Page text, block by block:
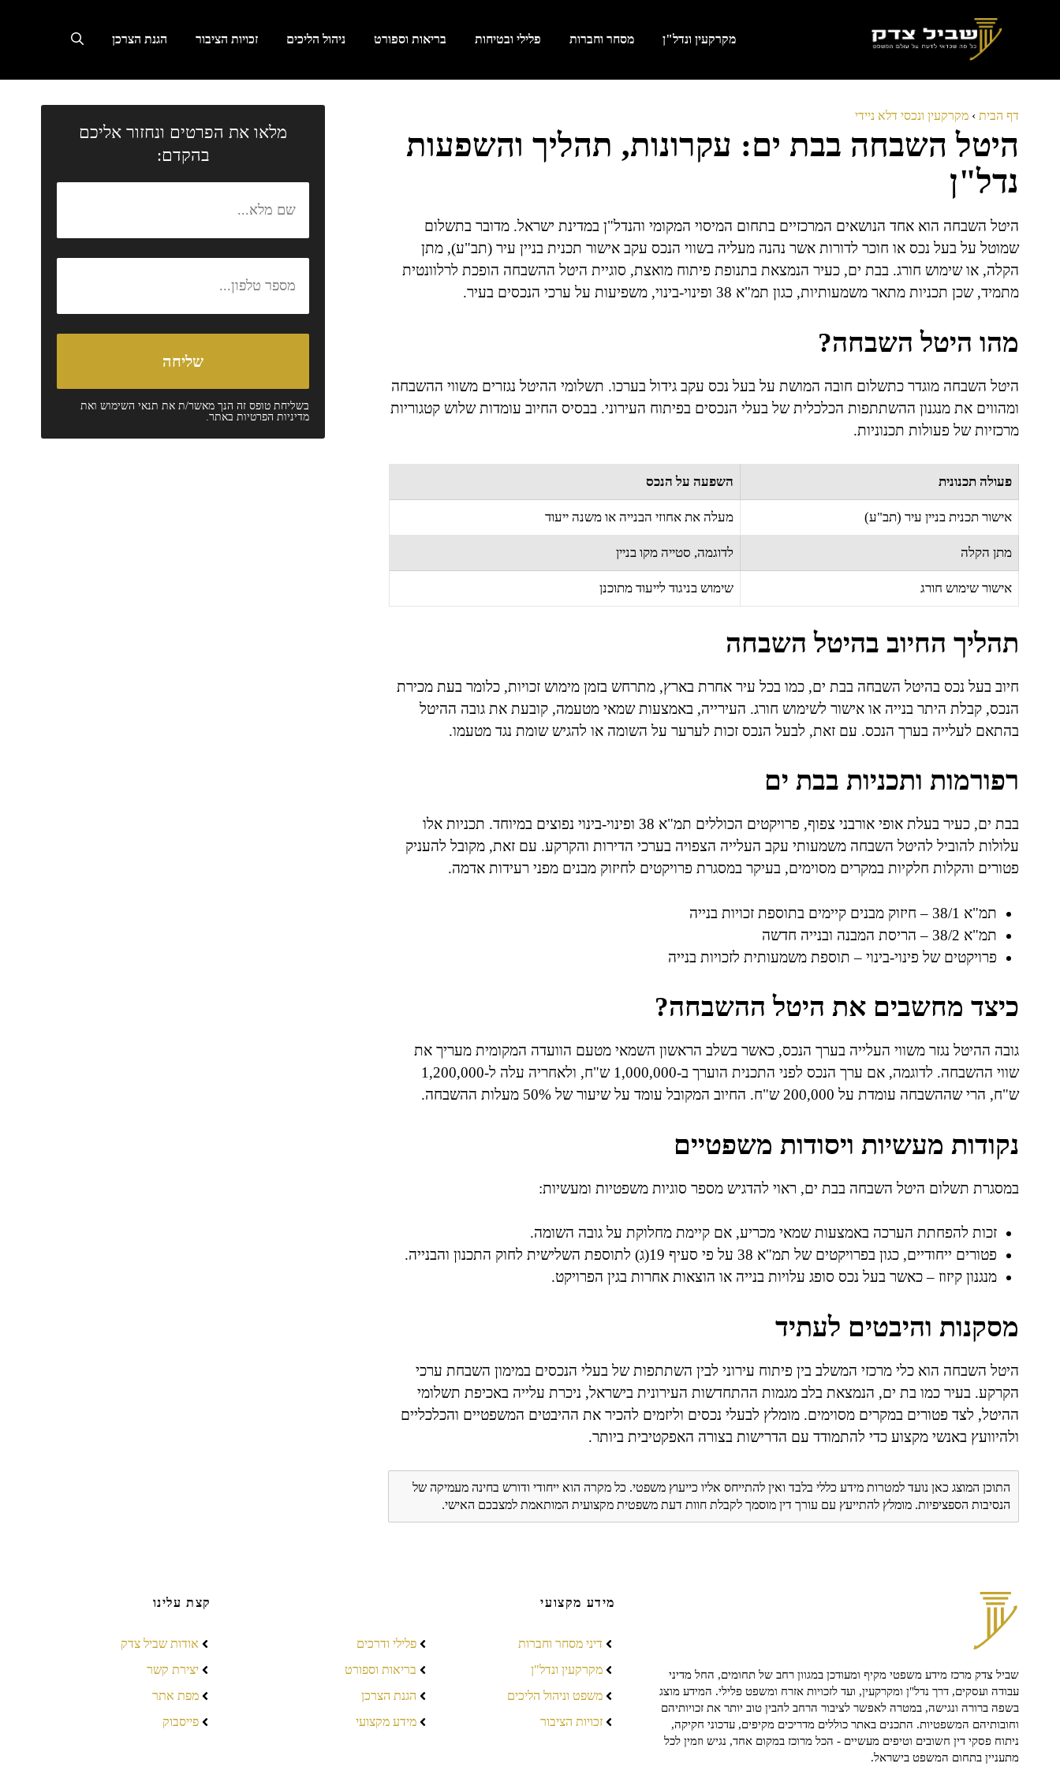
מקרקעין ונדל"ן מסחר וחברות פלילי ובטיחות בריאות וספורט ניהול הליכים זכויות הציבור הגנת הצרכן
דף הבית › מקרקעין ונכסי דלא ניידי
היטל השבחה בבת ים: עקרונות, תהליך והשפעות
נדל"ן
היטל השבחה הוא אחד הנושאים המרכזיים בתחום המיסוי המקומי והנדל"ן במדינת ישראל. מדובר בתשלום
שמוטל על בעל נכס או חוכר לדורות אשר נהנה מעליה בשווי הנכס עקב אישור תכנית בניין עיר (תב"ע), מתן
הקלה, או שימוש חורג. בבת ים, כעיר הנמצאת בתנופת פיתוח מואצת, סוגיית היטל ההשבחה הופכת לרלוונטית
מתמיד, שכן תכניות מתאר משמעותיות, כגון תמ"א 38 ופינוי-בינוי, משפיעות על ערכי הנכסים בעיר.
מהו היטל השבחה?
היטל השבחה מוגדר כתשלום חובה המושת על בעל נכס עקב גידול בערכו. תשלומי ההיטל נגזרים משווי ההשבחה
ומהווים את מנגנון ההשתתפות הכלכלית של בעלי הנכסים בפיתוח העירוני. בבסיס החיוב עומדות שלוש קטגוריות
מרכזיות של פעולות תכנוניות.
פעולה תכנונית השפעה על הנכס
אישור תכנית בניין עיר (תב"ע) מעלה את אחוזי הבנייה או משנה ייעוד
מתן הקלה לדוגמה, סטייה מקו בניין
אישור שימוש חורג שימוש בניגוד לייעוד מתוכנן
תהליך החיוב בהיטל השבחה
חיוב בעל נכס בהיטל השבחה בבת ים, כמו בכל עיר אחרת בארץ, מתרחש בזמן מימוש זכויות, כלומר בעת מכירת
הנכס, קבלת היתר בנייה או אישור לשימוש חורג. העירייה, באמצעות שמאי מטעמה, קובעת את גובה ההיטל
בהתאם לעלייה בערך הנכס. עם זאת, לבעל הנכס זכות לערער על השומה או להגיש שומת נגד מטעמו.
רפורמות ותכניות בבת ים
בבת ים, כעיר בעלת אופי אורבני צפוף, פרויקטים הכוללים תמ"א 38 ופינוי-בינוי נפוצים במיוחד. תכניות אלו
עלולות להוביל להיטל השבחה משמעותי עקב העלייה הצפויה בערכי הדירות והקרקע. עם זאת, מקובל להעניק
פטורים והקלות חלקיות במקרים מסוימים, בעיקר במסגרת פרויקטים לחיזוק מבנים מפני רעידות אדמה.
תמ"א 38/1 – חיזוק מבנים קיימים בתוספת זכויות בנייה
תמ"א 38/2 – הריסת המבנה ובנייה חדשה
פרויקטים של פינוי-בינוי – תוספת משמעותית לזכויות בנייה
כיצד מחשבים את היטל ההשבחה?
גובה ההיטל נגזר משווי העלייה בערך הנכס, כאשר בשלב הראשון השמאי מטעם הוועדה המקומית מעריך את
שווי ההשבחה. לדוגמה, אם ערך הנכס לפני התכנית הוערך ב-1,000,000 ש"ח, ולאחריה עלה ל-1,200,000
ש"ח, הרי שההשבחה עומדת על 200,000 ש"ח. החיוב המקובל עומד על שיעור של 50% מעלות ההשבחה.
נקודות מעשיות ויסודות משפטיים
במסגרת תשלום היטל השבחה בבת ים, ראוי להדגיש מספר סוגיות משפטיות ומעשיות:
זכות להפחתת הערכה באמצעות שמאי מכריע, אם קיימת מחלוקת על גובה השומה.
פטורים ייחודיים, כגון בפרויקטים של תמ"א 38 על פי סעיף 19(ג) לתוספת השלישית לחוק התכנון והבנייה.
מנגנון קיזוז – כאשר בעל נכס סופג עלויות בנייה או הוצאות אחרות בגין הפרויקט.
מסקנות והיבטים לעתיד
היטל השבחה הוא כלי מרכזי המשלב בין פיתוח עירוני לבין השתתפות של בעלי הנכסים במימון השבחת ערכי
הקרקע. בעיר כמו בת ים, הנמצאת בלב מגמות ההתחדשות העירונית בישראל, ניכרת עלייה באכיפת תשלומי
ההיטל, לצד פטורים במקרים מסוימים. מומלץ לבעלי נכסים וליזמים להכיר את ההיבטים המשפטיים והכלכליים
ולהיוועץ באנשי מקצוע כדי להתמודד עם הדרישות בצורה האפקטיבית ביותר.
התוכן המוצג כאן נועד למטרות מידע כללי בלבד ואין להתייחס אליו כייעוץ משפטי. כל מקרה הוא ייחודי ודורש בחינה מעמיקה של
הנסיבות הספציפיות. מומלץ להתייעץ עם עורך דין מוסמך לקבלת חוות דעת משפטית מקצועית המותאמת למצבכם האישי.
מלאו את הפרטים ונחזור אליכם
בהקדם:
בשליחת טופס זה הנך מאשר/ת את תנאי השימושואת
מדיניות הפרטיותבאתר.
שביל צדק מרכז מידע משפטי מקיף ומעודכן במגוון רחב של תחומים, החל מדיני
עבודה ועסקים, דרך נדל"ן ומקרקעין, ועד לזכויות אזרח ומשפט פלילי. המידע מוצג
בשפה ברורה ונגישה, במטרה לאפשר לציבור הרחב להבין טוב יותר את זכויותיהם
וחובותיהם המשפטיות. התכנים באתר כוללים מדריכים מקיפים, עדכוני חקיקה,
ניתוח פסקי דין חשובים וטיפים מעשיים - הכל מרוכז במקום אחד, נגיש וזמין לכל
מתעניין בתחום המשפט בישראל.
מידע מקצועי
דיני מסחר וחברות
מקרקעין ונדל"ן
משפט וניהול הליכים
זכויות הציבור
פלילי ודרכים
בריאות וספורט
הגנת הצרכן
מידע מקצועי
קצת עלינו
אודות שביל צדק
יצירת קשר
מפת אתר
פייסבוק